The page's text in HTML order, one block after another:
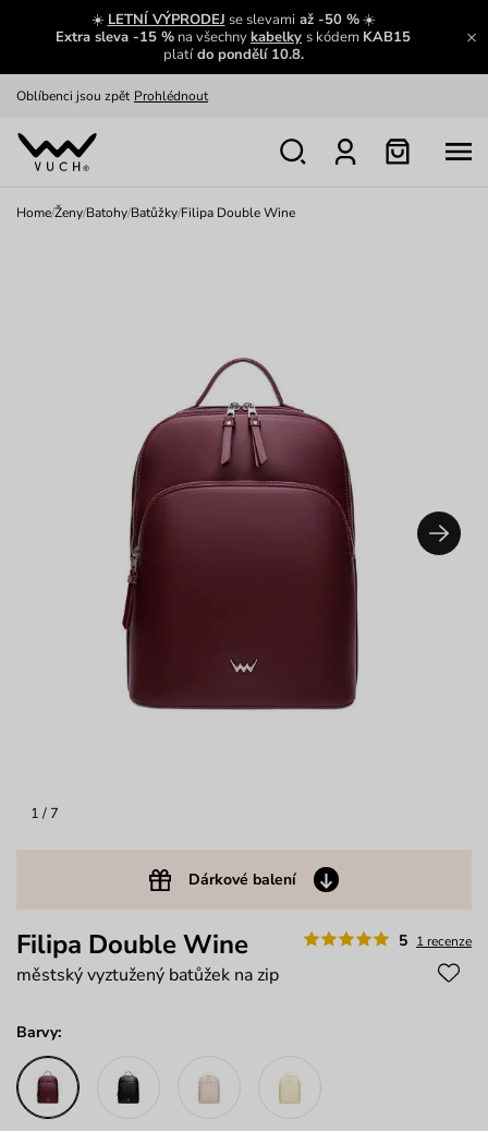
☀️ LETNÍ VÝPRODEJ se slevamiaž -50 %☀️
Extra sleva -15 % na všechnykabelky s kódem KAB15
platído pondělí 10.8.
Zajímavosti ze světa Vuch:
Zobrazit
Oblíbenci jsou zpět Prohlédnout
Nech se inspirovat
Home/Ženy/Batohy/Batůžky/Filipa Double Wine
1 / 7
Dárkové balení
5 1 recenze
Filipa Double Wine
městský vyztužený batůžek na zip
Barvy: